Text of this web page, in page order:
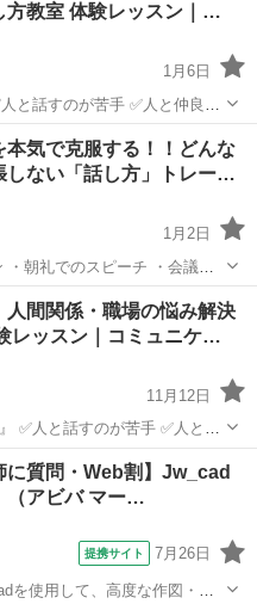
方教室 体験レッスン｜…
1月6日
もうまく返せない ✅人の輪に
いる ✅職場の人間関係で悩ん
コミュニケーション
本気で克服する！！どんな
しない「話し方」トレー…
1月2日
朝礼でのスピーチ ・会議で
まったりすることはありませ
駅 話し方 あがり症
人間関係・職場の悩み解決
レッスン｜コミュニケ…
11月12日
れてもうまく返せない ✅人の
っている ✅職場の人間関係で
コミュニケーション
に質問・Web割】Jw_cad
（アビバ マー…
提携サイト 7月26日